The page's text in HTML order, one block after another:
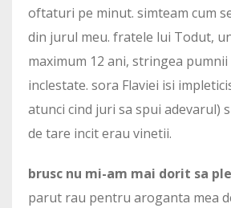
oftaturi pe minut. simteam cum
din jurul meu. fratele lui Todut,
maximum 12 ani, stringea pumnii
inclestate. sora Flaviei isi
atunci cind juri sa spui adevarul)
de tare incit erau vinetii.
brusc nu mi-am mai dorit sa
parut rau pentru aroganta mea